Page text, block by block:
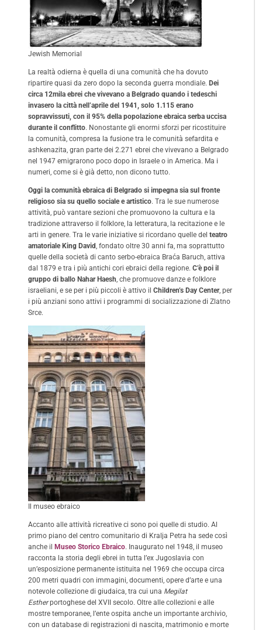
Jewish Memorial
La realtà odierna è quella di una comunità che ha dovuto
ripartire quasi da zero dopo la seconda guerra mondiale. Dei
circa 12mila ebrei che vivevano a Belgrado quando i tedeschi
invasero la città nell’aprile del 1941, solo 1.115 erano
sopravvissuti, con il 95% della popolazione ebraica serba uccisa
durante il conflitto. Nonostante gli enormi sforzi per ricostituire
la comunità, compresa la fusione tra le comunità sefardita e
ashkenazita, gran parte dei 2.271 ebrei che vivevano a Belgrado
nel 1947 emigrarono poco dopo in Israele o in America. Ma i
numeri, come si è già detto, non dicono tutto.
Oggi la comunità ebraica di Belgrado si impegna sia sul fronte
religioso sia su quello sociale e artistico. Tra le sue numerose
attività, può vantare sezioni che promuovono la cultura e la
tradizione attraverso il folklore, la letteratura, la recitazione e le
arti in genere. Tra le varie iniziative si ricordano quelle del teatro
amatoriale King David, fondato oltre 30 anni fa, ma soprattutto
quelle della società di canto serbo-ebraica Braća Baruch, attiva
dal 1879 e tra i più antichi cori ebraici della regione. C’è poi il
gruppo di ballo Nahar Haesh, che promuove danze e folklore
israeliani, e se per i più piccoli è attivo il Children’s Day Center, per
i più anziani sono attivi i programmi di socializzazione di Zlatno
Srce.
Il museo ebraico
Accanto alle attività ricreative ci sono poi quelle di studio. Al
primo piano del centro comunitario di Kralja Petra ha sede così
anche il Museo Storico Ebraico. Inaugurato nel 1948, il museo
racconta la storia degli ebrei in tutta l’ex Jugoslavia con
un’esposizione permanente istituita nel 1969 che occupa circa
200 metri quadri con immagini, documenti, opere d’arte e una
notevole collezione di giudaica, tra cui una Megilat
Estherportoghese del XVII secolo. Oltre alle collezioni e alle
mostre temporanee, l’ente ospita anche un importante archivio,
con un database di registrazioni di nascita, matrimonio e morte